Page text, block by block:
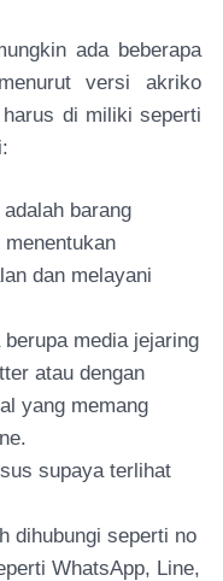
ada beberapa
versi akriko
di miliki seperti
barang
dan melayani
media jejaring
atau dengan
yang memang
supaya terlihat
dihubungi seperti no
WhatsApp, Line,